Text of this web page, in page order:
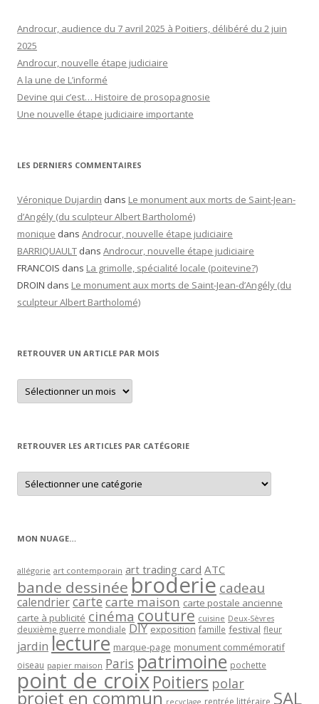
Androcur, audience du 7 avril 2025 à Poitiers, délibéré du 2 juin
2025
Androcur, nouvelle étape judiciaire
A la une de L’informé
Devine qui c’est… Histoire de prosopagnosie
Une nouvelle étape judiciaire importante
LES DERNIERS COMMENTAIRES
Véronique Dujardin dans Le monument aux morts de Saint-Jean-
d’Angély (du sculpteur Albert Bartholomé)
monique dans Androcur, nouvelle étape judiciaire
BARRIQUAULT dans Androcur, nouvelle étape judiciaire
FRANCOIS dans La grimolle, spécialité locale (poitevine?)
DROIN dans Le monument aux morts de Saint-Jean-d’Angély (du
sculpteur Albert Bartholomé)
RETROUVER UN ARTICLE PAR MOIS
Retrouver
un
article
RETROUVER LES ARTICLES PAR CATÉGORIE
Retrouver
les
articles
MON NUAGE…
allégorie art contemporain art trading card ATC
bande dessinée broderie cadeau
calendriercartecarte maison carte postale ancienne
carte à publicité cinéma couture cuisine Deux-Sèvres
deuxième guerre mondiale DIY exposition famille festival fleur
jardin lecture marque-page monument commémoratif
oiseau papier maison Paris patrimoine pochette
point de croixPoitiers polar
projet en commun recyclage rentrée littéraire SAL